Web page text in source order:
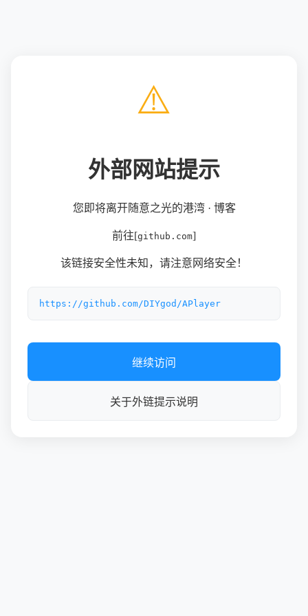
⚠️
外部网站提示
您即将离开随意之光的港湾 · 博客
前往[github.com]
该链接安全性未知，请注意网络安全！
https://github.com/DIYgod/APlayer
继续访问
关于外链提示说明